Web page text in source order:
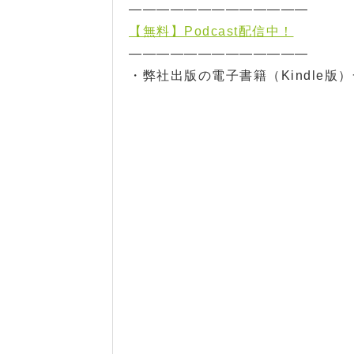
—————————————
【無料】Podcast配信中！
—————————————
・弊社出版の電子書籍（Kindle版